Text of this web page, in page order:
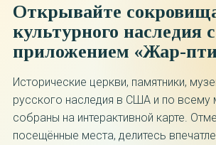
Открывайте
культурного наследия с
приложением «Жар-
Исторические церкви, памятники,
русского наследия в США и по всему
собраны на интерактивной карте.
посещённые места, делитесь